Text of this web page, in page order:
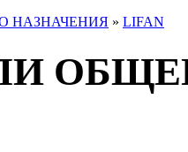
НАЗНАЧЕНИЯ » LIFAN